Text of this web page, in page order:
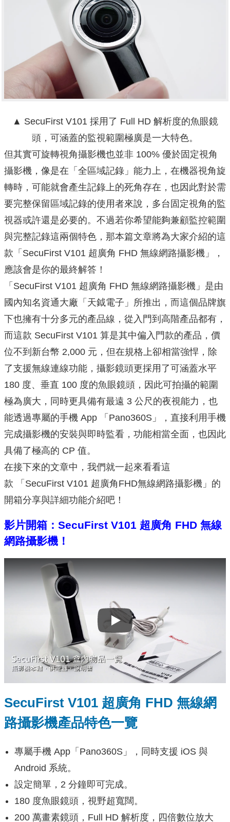
▲ SecuFirst V101 採用了 Full HD 解析度的魚眼鏡
頭，可涵蓋的監視範圍極廣是一大特色。
但其實可旋轉視角攝影機也並非 100% 優於固定視角
攝影機，像是在「全區域記錄」能力上，在機器視角旋
轉時，可能就會產生記錄上的死角存在，也因此對於需
要完整保留區域記錄的使用者來說，多台固定視角的監
視器或許還是必要的。不過若你希望能夠兼顧監控範圍
與完整記錄這兩個特色，那本篇文章將為大家介紹的這
款「SecuFirst V101 超廣角 FHD 無線網路攝影機」，
應該會是你的最終解答！
「SecuFirst V101 超廣角 FHD 無線網路攝影機」是由
國內知名資通大廠「天鉞電子」所推出，而這個品牌旗
下也擁有十分多元的產品線，從入門到高階產品都有，
而這款 SecuFirst V101 算是其中偏入門款的產品，價
位不到新台幣 2,000 元，但在規格上卻相當強悍，除
了支援無線連線功能，攝影鏡頭更採用了可涵蓋水平
180 度、垂直 100 度的魚眼鏡頭，因此可拍攝的範圍
極為廣大，同時更具備有最遠 3 公尺的夜視能力，也
能透過專屬的手機 App 「Pano360S」，直接利用手機
完成攝影機的安裝與即時監看，功能相當全面，也因此
具備了極高的 CP 值。
在接下來的文章中，我們就一起來看看這
款 「SecuFirst V101 超廣角FHD無線網路攝影機」的
開箱分享與詳細功能介紹吧！
影片開箱：SecuFirst V101 超廣角 FHD 無線
網路攝影機！
Play
SecuFirst V101 超廣角 FHD 無線網
路攝影機產品特色一覽
專屬手機 App「Pano360S」，同時支援 iOS 與
Android 系統。
設定簡單，2 分鐘即可完成。
180 度魚眼鏡頭，視野超寬闊。
200 萬畫素鏡頭，Full HD 解析度，四倍數位放大